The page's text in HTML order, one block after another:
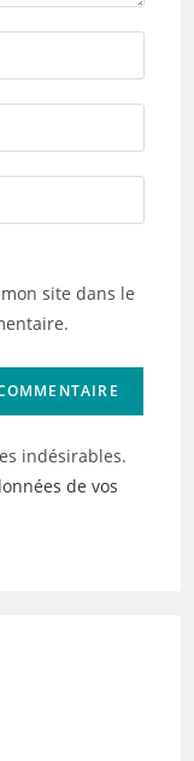
site dans le
indésirables.
de vos